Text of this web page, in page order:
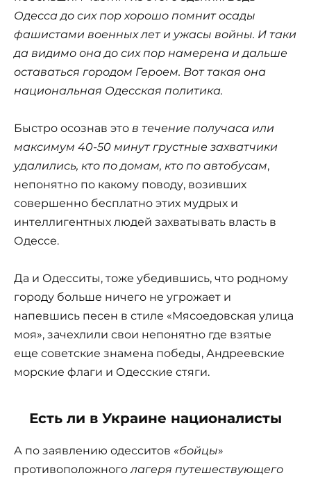
Одесса до сих пор хорошо помнит осады
фашистами военных лет и ужасы войны. И таки
да видимо она до сих пор намерена и дальше
оставаться городом Героем. Вот такая она
национальная Одесская политика.
Быстро осознав это в течение получаса или
максимум 40-50 минут грустные захватчики
удалились, кто по домам, кто по автобусам,
непонятно по какому поводу, возивших
совершенно бесплатно этих мудрых и
интеллигентных людей захватывать власть в
Одессе.
Да и Одесситы, тоже убедившись, что родному
городу больше ничего не угрожает и
напевшись песен в стиле «Мясоедовская улица
моя», зачехлили свои непонятно где взятые
еще советские знамена победы, Андреевские
морские флаги и Одесские стяги.
Есть ли в Украине националисты
А по заявлению одесситов «бойцы»
противоположноголагеря путешествующего